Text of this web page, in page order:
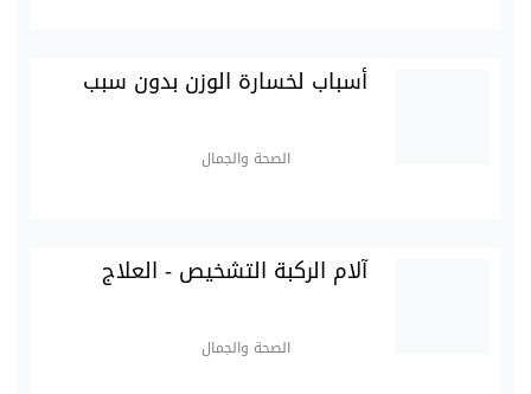
أسباب لخسارة الوزن بدون سبب
الصحة والجمال
آلام الركبة التشخيص - العلاج
الصحة والجمال